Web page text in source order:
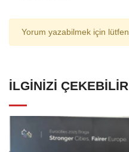
Yorum yazabilmek için lütfen
İLGINIZI ÇEKEBILIR